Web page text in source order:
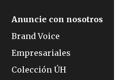
Anuncie con nosotros
Brand Voice
Empresariales
Colección ÚH